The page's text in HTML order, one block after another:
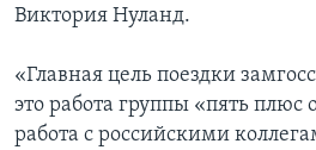
Виктория Нуланд.
«Главная цель поездки
это работа группы «пять
работа с российскими